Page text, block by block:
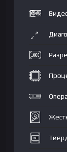
32GB
SSD
1000GB|
4K
IPS|
6GB
GeForce
RTX4050|
No